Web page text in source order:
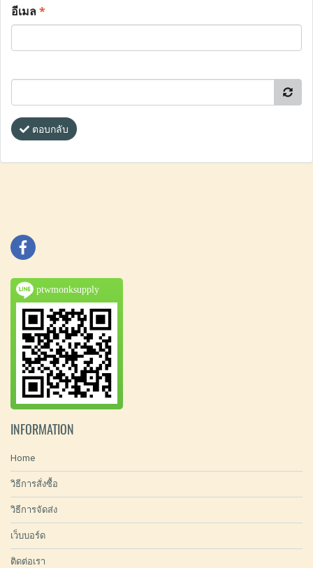
อีเมล*
ตอบกลับ
ptwmonksupply
INFORMATION
Home
วิธีการสั่งซื้อ
วิธีการจัดส่ง
เว็บบอร์ด
ติดต่อเรา